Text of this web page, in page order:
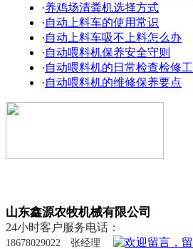
·养鸡场清粪机选择方式
·自动上料车的使用常识
·自动上料车吸不上料怎么办
·自动喂料机保养安全守则
·自动喂料机的日常检查检修
·自动喂料机的维修保养要点
山东鑫源农牧机械有限公司
24小时客户服务电话：
18678029022 张经理